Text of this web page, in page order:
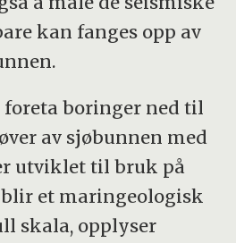
kan fanges opp av
boringer ned til
av sjøbunnen med
utviklet til bruk på
et maringeologisk
skala, opplyser